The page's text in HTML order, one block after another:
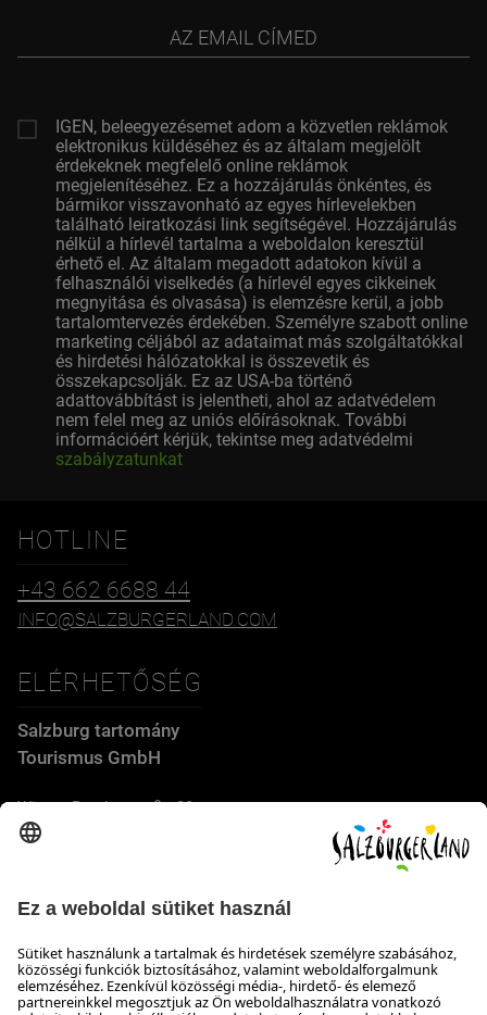
címed
IGEN, beleegyezésemet adom a közvetlen reklámok
elektronikus küldéséhez és az általam megjelölt
érdekeknek megfelelő online reklámok
megjelenítéséhez. Ez a hozzájárulás önkéntes, és
bármikor visszavonható az egyes hírlevelekben
található leiratkozási link segítségével. Hozzájárulás
nélkül a hírlevél tartalma a weboldalon keresztül
érhető el. Az általam megadott adatokon kívül a
felhasználói viselkedés (a hírlevél egyes cikkeinek
megnyitása és olvasása) is elemzésre kerül, a jobb
tartalomtervezés érdekében. Személyre szabott online
marketing céljából az adataimat más szolgáltatókkal
és hirdetési hálózatokkal is összevetik és
összekapcsolják. Ez az USA-ba történő
adattovábbítást is jelentheti, ahol az adatvédelem
nem felel meg az uniós előírásoknak. További
információért kérjük, tekintse meg adatvédelmi
szabályzatunkat
HOTLINE
+43 662 6688 44
INFO@SALZBURGERLAND.COM
ELÉRHETŐSÉG
Salzburg tartomány
Tourismus GmbH
Wiener Bundesstraße 23
5300 Hallwang
NYITVATARTÁS
Várjuk jelentkezését